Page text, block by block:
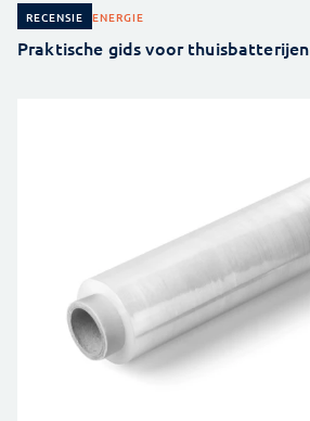
RECENSIE ENERGIE
Praktische gids voor thuisbatterijen